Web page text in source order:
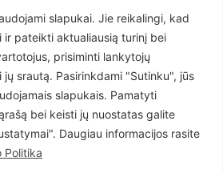
slapukai. Jie reikalingi, kad
ir pateikti aktualiausią turinį bei
prisiminti lankytojų
srautą. Pasirinkdami "Sutinku", jūs
slapukais. Pamatyti
bei keisti jų nuostatas galite
Daugiau informacijos rasite
Politika
1497
619